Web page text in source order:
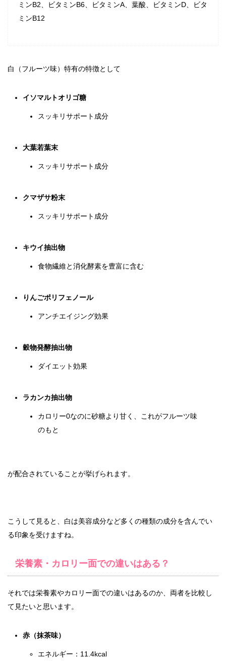
ミンB2、ビタミンB6、ビタミンA、葉酸、ビタミンD、ビタ
ミンB12
白（フルーツ味）特有の特徴として
イソマルトオリゴ糖
スッキリサポート成分
大葉若葉末
スッキリサポート成分
クマザサ粉末
スッキリサポート成分
キウイ抽出物
食物繊維と消化酵素を豊富に含む
りんごポリフェノール
アンチエイジング効果
穀物発酵抽出物
ダイエット効果
ラカンカ抽出物
カロリー0なのに砂糖より甘く、これがフルーツ味
のもと
が配合されていることが挙げられます。
こうして見ると、白は美容成分など多くの種類の成分を含んでい
る印象を受けますね。
栄養素・カロリー面での違いはある？
それでは栄養素やカロリー面での違いはあるのか、両者を比較し
て見たいと思います。
赤（抹茶味）
エネルギー：11.4kcal